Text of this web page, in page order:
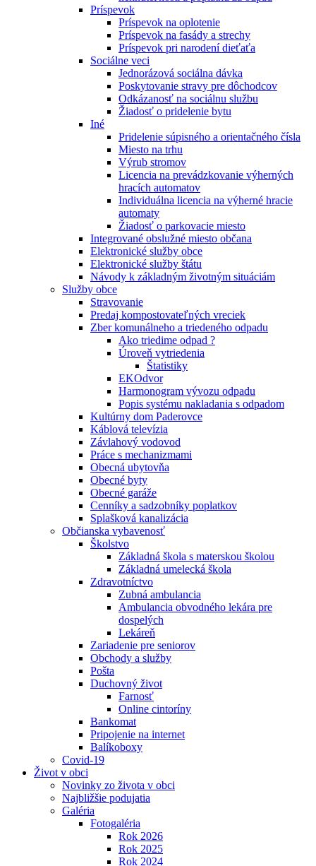
Príspevok
Príspevok na oplotenie
Príspevok na fasády a strechy
Príspevok pri narodení dieťaťa
Sociálne veci
Jednorázová sociálna dávka
Poskytovanie stravy pre dôchodcov
Odkázanosť na sociálnu službu
Žiadosť o pridelenie bytu
Iné
Pridelenie súpisného a orientačného čísla
Miesto na trhu
Výrub stromov
Licencia na prevádzkovanie výherných
hracích automatov
Individuálna licencia na výherné hracie
automaty
Žiadosť o parkovacie miesto
Integrované obslužné miesto občana
Elektronické služby obce
Elektronické služby štátu
Návody k základným životným situáciám
Služby obce
Stravovanie
Predaj kompostovateľných vreciek
Zber komunálneho a triedeného odpadu
Ako triedime odpad ?
Úroveň vytriedenia
Štatistiky
EKOdvor
Harmonogram vývozu odpadu
Popis systému nakladania s odpadom
Kultúrny dom Paderovce
Káblová televízia
Závlahový vodovod
Práce s mechanizmami
Obecná ubytovňa
Obecné byty
Obecné garáže
Cenníky a sadzobníky poplatkov
Splašková kanalizácia
Občianska vybavenosť
Školstvo
Základná škola s materskou školou
Základná umelecká škola
Zdravotníctvo
Zubná ambulancia
Ambulancia obvodného lekára pre
dospelých
Lekáreň
Zariadenie pre seniorov
Obchody a služby
Pošta
Duchovný život
Farnosť
Online cintoríny
Bankomat
Pripojenie na internet
Balíkoboxy
Covid-19
Život v obci
Novinky zo života v obci
Najbližšie podujatia
Galéria
Fotogaléria
Rok 2026
Rok 2025
Rok 2024